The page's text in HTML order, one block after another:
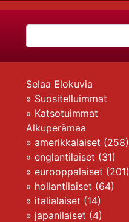
Selaa Elokuvia
» Suositelluimmat
» Katsotuimmat
Alkuperämaa
» amerikkalaiset (258)
» englantilaiset (31)
» eurooppalaiset (201)
» hollantilaiset (64)
» italialaiset (14)
» japanilaiset (4)